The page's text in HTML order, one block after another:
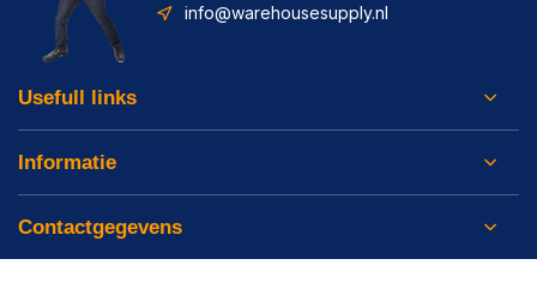
info@warehousesupply.nl
Usefull links
Informatie
Contactgegevens